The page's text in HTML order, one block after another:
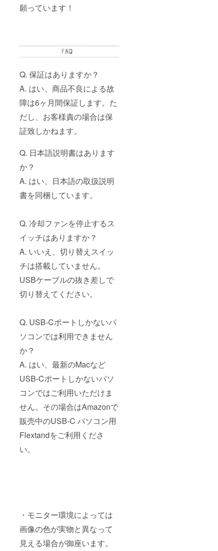
願っています！
Q. 保証はありますか？
A. はい、商品不良による故
障は6ヶ月間保証します。た
だし、お客様責の場合は保
証致しかねます。
Q. 日本語説明書はあります
か？
A. はい、日本語の取扱説明
書を同梱しています。
Q. 冷却ファンを停止するス
イッチはありますか？
A. いいえ、切り替えスイッ
チは搭載していません。
USBケーブルの抜き差しで
切り替えてください。
Q. USB-Cポートしかないパ
ソコンでは利用できません
か？
A. はい、最新のMacなど
USB-Cポートしかないパソ
コンではご利用いただけま
せん。その場合はAmazonで
販売中のUSB-C パソコン用
Flextandをご利用くださ
い。
・モニター環境によっては
画像の色が実物と異なって
見える場合が御座います。